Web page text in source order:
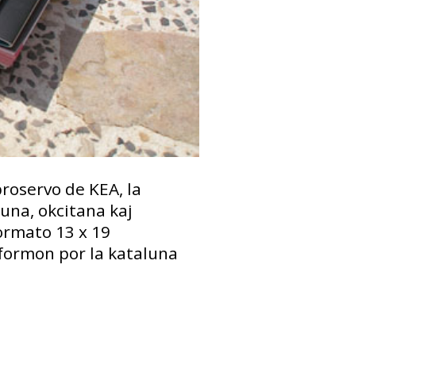
de KEA, la
okcitana kaj
13 x 19
por la kataluna